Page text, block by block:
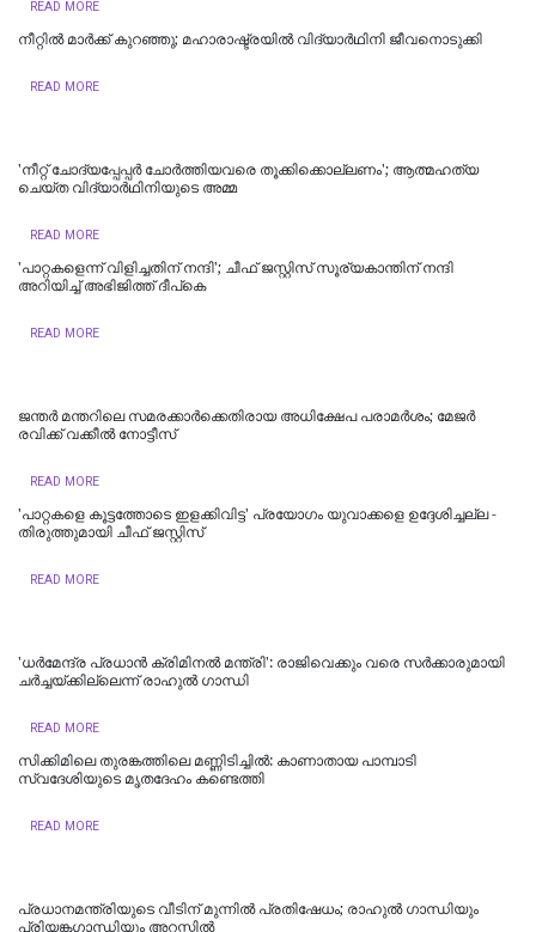
READ MORE
നീറ്റിൽ മാർക്ക് കുറഞ്ഞു; മഹാരാഷ്ട്രയിൽ വിദ്യാർഥിനി ജീവനൊടുക്കി
READ MORE
'നീറ്റ് ചോദ്യപ്പേപ്പർ ചോർത്തിയവരെ തൂക്കിക്കൊല്ലണം'; ആത്മഹത്യ
ചെയ്ത വിദ്യാർഥിനിയുടെ അമ്മ
READ MORE
'പാറ്റകളെന്ന് വിളിച്ചതിന് നന്ദി'; ചീഫ് ജസ്റ്റിസ് സൂര്യകാന്തിന് നന്ദി
അറിയിച്ച് അഭിജിത്ത് ദീപ്‌കെ
READ MORE
ജന്തർ മന്തറിലെ സമരക്കാർക്കെതിരായ അധിക്ഷേപ പരാമർശം; മേജർ
രവിക്ക് വക്കീൽ നോട്ടീസ്
READ MORE
'പാറ്റകളെ കൂട്ടത്തോടെ ഇളക്കിവിട്ട' പ്രയോഗം യുവാക്കളെ ഉദ്ദേശിച്ചല്ല -
തിരുത്തുമായി ചീഫ് ജസ്റ്റിസ്
READ MORE
'ധര്‍മേന്ദ്ര പ്രധാന്‍ ക്രിമിനല്‍ മന്ത്രി': രാജിവെക്കും വരെ സർക്കാരുമായി
ചർച്ചയ്ക്കില്ലെന്ന് രാഹുൽ ഗാന്ധി
READ MORE
സിക്കിമിലെ തുരങ്കത്തിലെ മണ്ണിടിച്ചില്‍: കാണാതായ പാമ്പാടി
സ്വദേശിയുടെ മൃതദേഹം കണ്ടെത്തി
READ MORE
പ്രധാനമന്ത്രിയുടെ വീടിന് മുന്നിൽ പ്രതിഷേധം; രാഹുൽ ​ഗാന്ധിയും
പ്രിയങ്ക​ഗാന്ധിയും അറസ്റ്റിൽ